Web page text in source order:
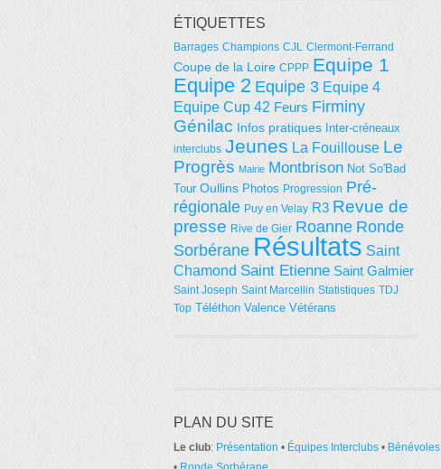
ÉTIQUETTES
Barrages Champions CJL Clermont-Ferrand
Coupe de la Loire CPPP Equipe 1
Equipe 2 Equipe 3 Equipe 4
Equipe Cup 42 Feurs Firminy
Génilac Infos pratiques Inter-créneaux
interclubs Jeunes La Fouillouse Le
Progrès Mairie Montbrison Not So'Bad
Tour Oullins Photos Progression Pré-
régionale Puy en Velay R3 Revue de
presse Rive de Gier Roanne Ronde
Sorbérane Résultats Saint
Chamond Saint Etienne Saint Galmier
Saint Joseph Saint Marcellin Statistiques TDJ
Top Téléthon Valence Vétérans
PLAN DU SITE
Le club: Présentation • Équipes Interclubs • Bénévoles